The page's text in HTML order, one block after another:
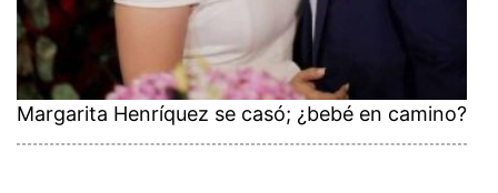
Margarita Henríquez se casó; ¿bebé en camino?